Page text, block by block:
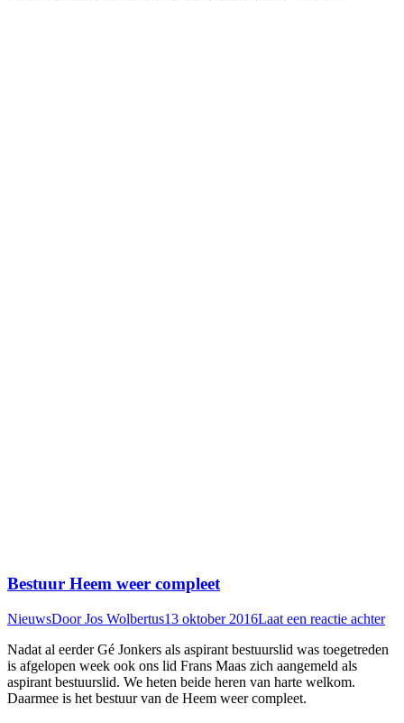
Bestuur Heem weer compleet
NieuwsDoorJos Wolbertus13 oktober 2016Laat een reactie achter
Nadat al eerder Gé Jonkers als aspirant bestuurslid was toegetreden
is afgelopen week ook ons lid Frans Maas zich aangemeld als
aspirant bestuurslid. We heten beide heren van harte welkom.
Daarmee is het bestuur van de Heem weer compleet.